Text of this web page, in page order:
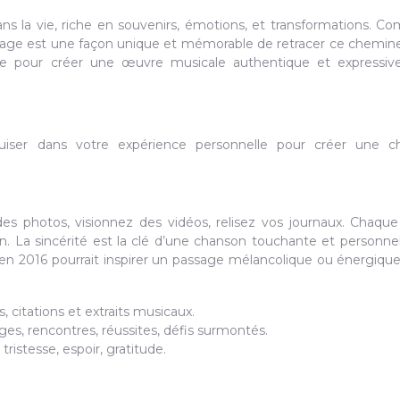
la vie, riche en souvenirs, émotions, et transformations.
est une façon unique et mémorable de retracer ce
pour créer une œuvre musicale authentique et
dans votre expérience personnelle pour créer une
photos, visionnez des vidéos, relisez vos journaux.
La sincérité est la clé d’une chanson touchante et
2016 pourrait inspirer un passage mélancolique ou
citations et extraits musicaux.
rencontres, réussites, défis surmontés.
espoir, gratitude.